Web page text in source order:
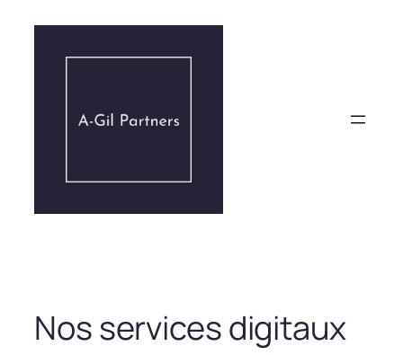
contenu
Nos services digitaux